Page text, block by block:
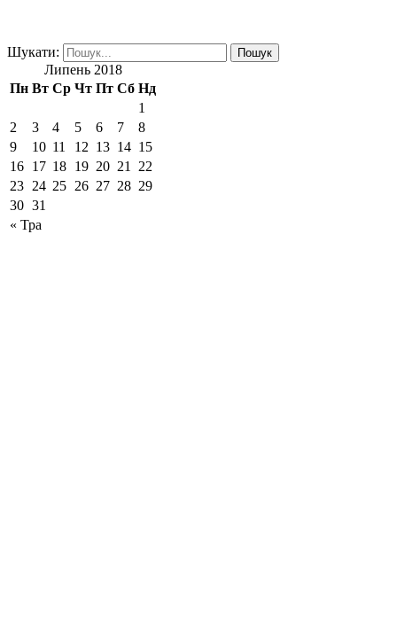
Шукати:
Липень 2018
Пн Вт Ср Чт Пт Сб Нд
« Тра
1
2
3 4 5 6 7
8
9
10 11 12 13 14 15
16 17 18 19 20 21
22
23 24 25 26 27 28 29
30 31